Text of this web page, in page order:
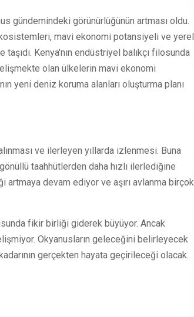
gündemindeki görünürlüğünün artması oldu.
mavi ekonomi potansiyeli ve yerel
Kenya'nın endüstriyel balıkçı filosunda
olan ülkelerin mavi ekonomi
yeni deniz koruma alanları oluşturma planı
ve ilerleyen yıllarda izlenmesi. Buna
taahhütlerden daha hızlı ilerlediğine
devam ediyor ve aşırı avlanma birçok
fikir birliği giderek büyüyor. Ancak
Okyanusların geleceğini belirleyecek
gerçekten hayata geçirileceği olacak.